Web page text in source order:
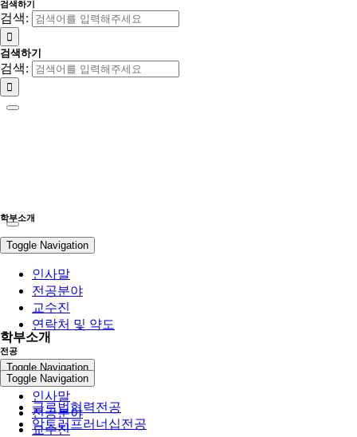
검색하기
검색:
검색하기
검색:
학부소개
Toggle Navigation
인사말
전공분야
교수진
연락처 및 약도
전공
Toggle Navigation
글로벌협력전공
앙트러프러너십전공
학부소개
Toggle Navigation
인사말
전공분야
교수진